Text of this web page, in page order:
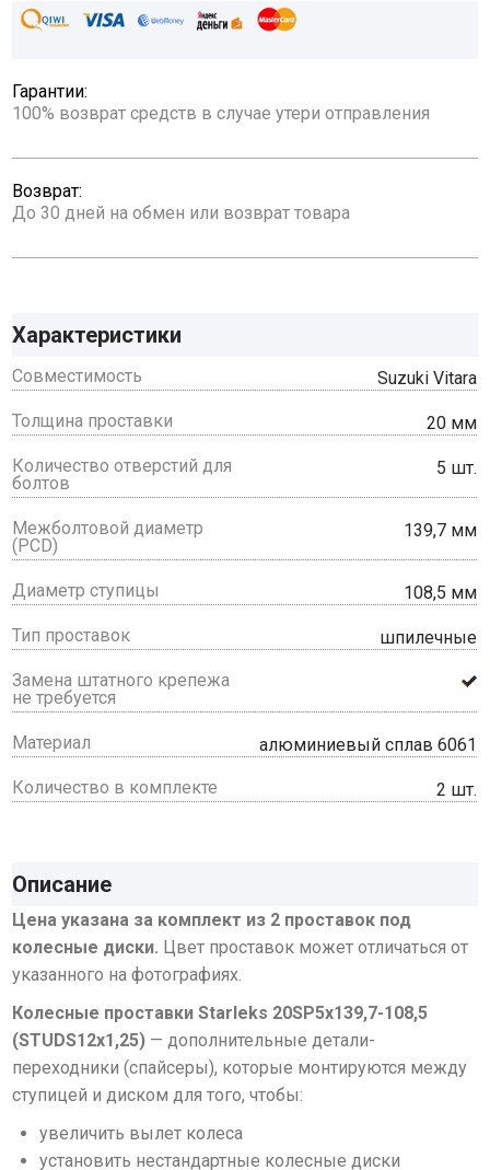
Гарантии:
100% возврат средств в случае утери отправления
Возврат:
До 30 дней на обмен или возврат товара
Характеристики
Совместимость Suzuki Vitara
Толщина проставки 20 мм
Количество отверстий для
болтов
5 шт.
Межболтовой диаметр
(PCD)
139,7 мм
Диаметр ступицы 108,5 мм
Тип проставок шпилечные
Замена штатного крепежа
не требуется
Материал алюминиевый сплав 6061
Количество в комплекте 2 шт.
Описание
Цена указана за комплект из 2 проставок под
колесные диски. Цвет проставок может отличаться от
указанного на фотографиях.
Колесные проставки Starleks 20SP5х139,7-108,5
(STUDS12х1,25) — дополнительные детали-
переходники (спайсеры), которые монтируются между
ступицей и диском для того, чтобы:
увеличить вылет колеса
установить нестандартные колесные диски